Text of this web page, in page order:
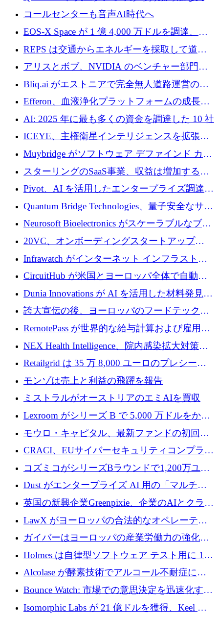
Luxembourg 2026 に集まる理由
ゴムを開発するために 340 万ポンドを調達
コールセンターも音声AI時代へ
EOS-X Space が 1 億 4,000 万ドルを調達、
Mistral が Emmi AI を買収、Bliq がエストニア
での完全無人道路運営を承認
REPS は交通からエネルギーを採取して道路
を発電所に変えるために 2,360 万ドルを調達
アリスとボブ、NVIDIA のベンチャー部門か
らの投資でシリーズ B を拡大
Bliq.ai がエストニアで完全無人道路運営の承
認を獲得
Efferon、血液浄化プラットフォームの成長に
250万ユーロを確保
AI: 2025 年に最も多くの資金を調達した 10 社
ICEYE、主権衛星インテリジェンスを拡張す
るために 3 億ユーロの信用枠を確保
Muybridge がソフトウェア デファインド カメ
ラ テクノロジーを拡張するためにシリーズ A
で 1,600 万ドルを調達
スターリングのSaaS事業、収益は増加するも
グループ利益は減少
Pivot、AI を活用したエンタープライズ調達プ
ラットフォームを拡大するために 4,000 万ド
ルを調達
Quantum Bridge Technologies、量子安全なサイ
バーセキュリティ インフラストラクチャの拡
Neurosoft Bioelectronics がスケーラブルなブレ
イン コンピューター インターフェイスのため
に 750 万ドルを調達
20VC、オンボーディングスタートアップ
Prelude へのシリーズ A 投資で 2,000 万ドルを
Infrawatch がインターネット インフラストラ
クチャ インテリジェンス向けに 300 万ドルの
プレシードを確保
CircuitHub が米国とヨーロッパ全体で自動電
子機器製造を拡大するために 2,800 万ドルを
Dunia Innovations が AI を活用した材料発見を
産業化するために 2 億 8,000 万ユーロのベル
リン GigaLab を発表
誇大宣伝の後、ヨーロッパのフードテックセ
クターはファンダメンタルズを中心に再構築
RemotePass が世界的な給与計算および雇用プ
ラットフォームを拡大するために 1,740 万ド
NEX Health Intelligence、院内感染拡大対策に
100万ユーロを確保
Retailgrid は 35 万 8,000 ユーロのプレシード
ラウンドで小売業のスプレッドシートをター
ゲットにしています
モンゾは売上と利益の飛躍を報告
ミストラルがオーストリアのエミAIを買収
Lexroom がシリーズ B で 5,000 万ドルをかけ
てヨーロッパ大陸法用の法律 AI を構築
モウロ・キャピタル、最新ファンドの初回ク
ローズで4億ドルを確保
CRACI、EUサイバーセキュリティコンプライ
アンスプラットフォームのために140万ユーロ
コズミコがシリーズBラウンドで1,200万ユー
ロを調達
Dust がエンタープライズ AI 用の「マルチプ
レイヤー」オペレーティング システムを構築
するシリーズ B で 4,000 万ドルを調達
英国の新興企業Greenpixie、企業のAIとクラウ
ドのエネルギー無駄を削減するために470万ポ
ンドを調達
LawX がヨーロッパの合法的なオペレーティ
ング システムを構築するために 750 万ユーロ
を調達
ガイバーはヨーロッパの産業労働力の強化に
貢献するために 140 万ユーロを獲得
Holmes は自律型ソフトウェア テスト用に 110
万ユーロのプレシードを提供して開始
Alcolase が酵素技術でアルコール不耐症に取
り組むために 150 万ユーロを調達
Bounce Watch: 市場での意思決定を迅速化する
ためのインテリジェンス層を構築する
Isomorphic Labs が 21 億ドルを獲得、Keel の